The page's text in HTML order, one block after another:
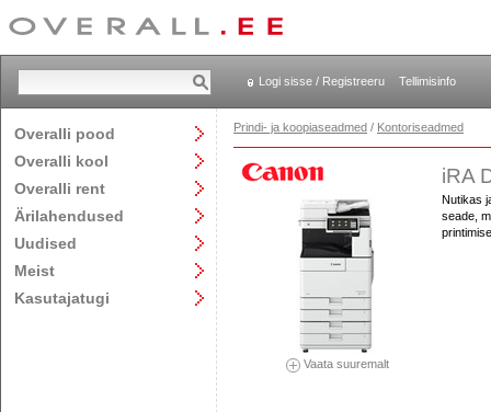
Logi sisse / Registreeru Tellimisinfo
Overalli pood
Overalli kool
Overalli rent
Ärilahendused
Uudised
Meist
Kasutajatugi
Prindi- ja koopiaseadmed / Kontoriseadmed
Vaata suuremalt
iRA
Nutikas
seade,